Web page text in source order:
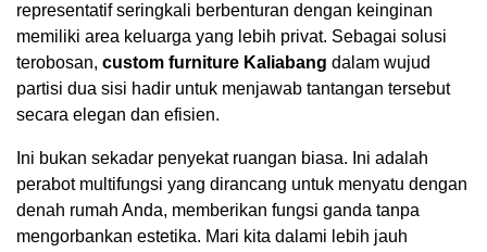
representatif seringkali berbenturan dengan keinginan
memiliki area keluarga yang lebih privat. Sebagai solusi
terobosan, custom furniture Kaliabang dalam wujud
partisi dua sisi hadir untuk menjawab tantangan tersebut
secara elegan dan efisien.
Ini bukan sekadar penyekat ruangan biasa. Ini adalah
perabot multifungsi yang dirancang untuk menyatu dengan
denah rumah Anda, memberikan fungsi ganda tanpa
mengorbankan estetika. Mari kita dalami lebih jauh